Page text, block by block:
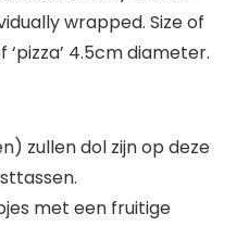
wrapped. Size of
‘pizza’ 4.5cm diameter.
zullen dol zijn op deze
met een fruitige